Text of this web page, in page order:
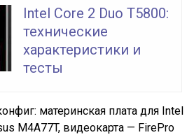
Intel Core 2 Duo T5800:
технические
характеристики и
тесты
материнская плата для Intel
M4A77T, видеокарта — FirePro